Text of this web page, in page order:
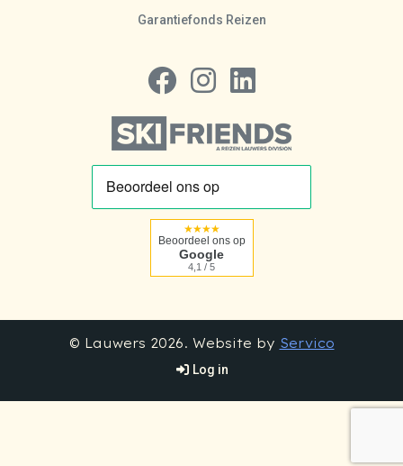
Garantiefonds Reizen
Volg ons op Facebook
Volg ons op Instagram
Volg ons op LinkedIn
★★★★
Beoordeel ons op
Google
4,1 / 5
© Lauwers 2026. Website by Servico
Log in